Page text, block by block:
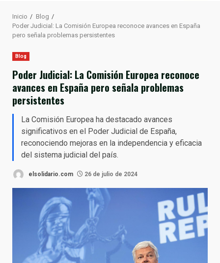
Inicio
Blog
Poder Judicial: La Comisión Europea reconoce avances en España
pero señala problemas persistentes
Blog
Poder Judicial: La Comisión Europea reconoce
avances en España pero señala problemas
persistentes
La Comisión Europea ha destacado avances
significativos en el Poder Judicial de España,
reconociendo mejoras en la independencia y eficacia
del sistema judicial del país.
elsolidario.com 26 de julio de 2024